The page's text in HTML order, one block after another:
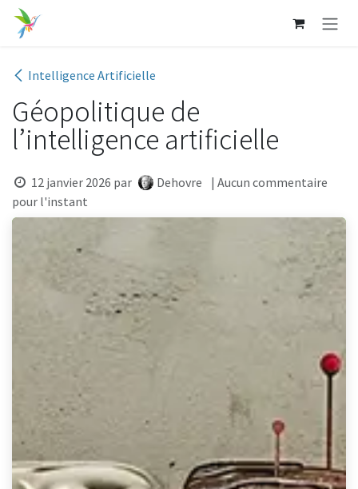
Se rendre au contenu
Intelligence Artificielle
Géopolitique de
l’intelligence artificielle
12 janvier 2026 par Dehovre
| Aucun commentaire
pour l'instant